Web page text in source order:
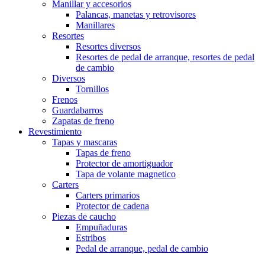
Manillar y accesorios
Palancas, manetas y retrovisores
Manillares
Resortes
Resortes diversos
Resortes de pedal de arranque, resortes de pedal
de cambio
Diversos
Tornillos
Frenos
Guardabarros
Zapatas de freno
Revestimiento
Tapas y mascaras
Tapas de freno
Protector de amortiguador
Tapa de volante magnetico
Carters
Carters primarios
Protector de cadena
Piezas de caucho
Empuñaduras
Estribos
Pedal de arranque, pedal de cambio